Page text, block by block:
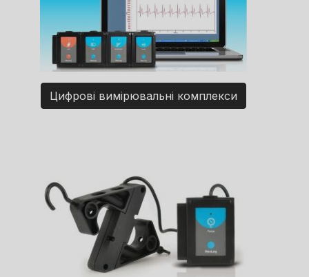
Цифрові вимірювальні комплекси